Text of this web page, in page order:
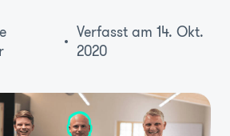
Verfasst am 14. Okt.
2020